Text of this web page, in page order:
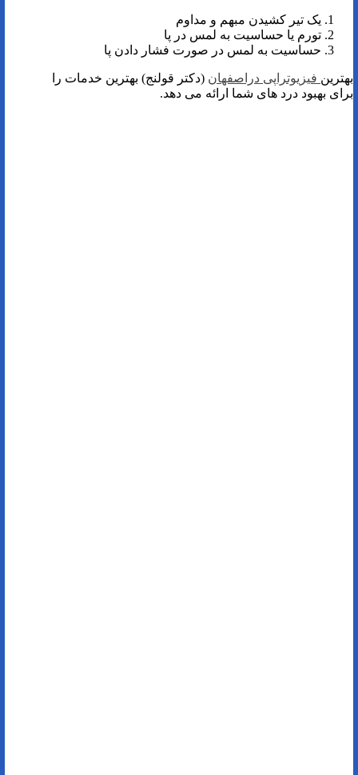
یک تیر کشیدن مبهم و مداوم
تورم یا حساسیت به لمس در پا
حساسیت به لمس در صورت فشار دادن پا
بهترین فیزیوتراپی دراصفهان (دکتر قولنج) بهترین خدمات را
برای بهبود درد های شما ارائه می دهد.